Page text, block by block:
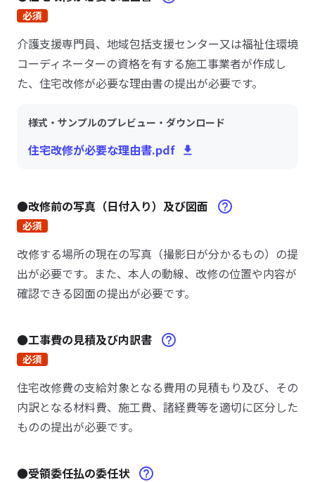
必須
介護支援専門員、地域包括支援センター又は福祉住環境
コーディネーターの資格を有する施工事業者が作成し
た、住宅改修が必要な理由書の提出が必要です。
様式・サンプルのプレビュー・ダウンロード
住宅改修が必要な理由書.pdf
●改修前の写真（日付入り）及び図面
必須
改修する場所の現在の写真（撮影日が分かるもの）の提
出が必要です。また、本人の動線、改修の位置や内容が
確認できる図面の提出が必要です。
●工事費の見積及び内訳書
必須
住宅改修費の支給対象となる費用の見積もり及び、その
内訳となる材料費、施工費、諸経費等を適切に区分した
ものの提出が必要です。
●受領委任払の委任状